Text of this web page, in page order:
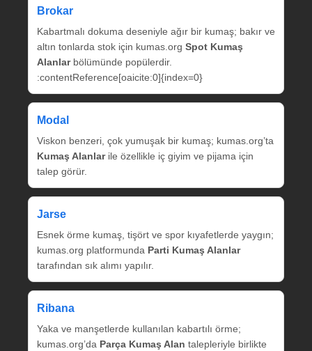
Brokar
Kabartmalı dokuma deseniyle ağır bir kumaş; bakır ve
altın tonlarda stok için kumas.org Spot Kumaş
Alanlarbölümünde popülerdir.
:contentReference[oaicite:0]{index=0}
Modal
Viskon benzeri, çok yumuşak bir kumaş; kumas.org’ta
Kumaş Alanlarile özellikle iç giyim ve pijama için
talep görür.
Jarse
Esnek örme kumaş, tişört ve spor kıyafetlerde yaygın;
kumas.org platformunda Parti Kumaş Alanlar
tarafından sık alımı yapılır.
Ribana
Yaka ve manşetlerde kullanılan kabartılı örme;
kumas.org’da Parça Kumaş Alan talepleriyle birlikte